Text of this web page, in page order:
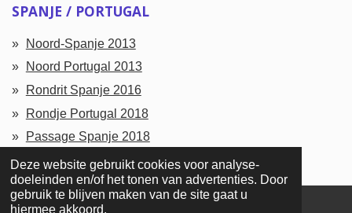
Deze website gebruikt cookies voor analyse-
doeleinden en/of het tonen van advertenties. Door
gebruik te blijven maken van de site gaat u
hiermee akkoord.
SPANJE / PORTUGAL
Noord-Spanje 2013
Noord Portugal 2013
Rondrit Spanje 2016
Rondje Portugal 2018
Passage Spanje 2018